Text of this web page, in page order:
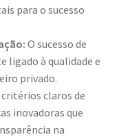
para o sucesso
O sucesso de
ligado à qualidade e
privado.
claros de
inovadoras que
na